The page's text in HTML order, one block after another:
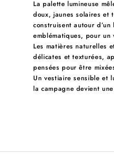
La palette lumineuse
doux, jaunes solaires et
construisent autour
emblématiques, pour
Les matières naturelles
délicates et texturées,
pensées pour être
Un vestiaire sensible et
la campagne devient